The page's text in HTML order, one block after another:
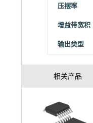
压摆率
增益带宽积
输出类型
相关产品